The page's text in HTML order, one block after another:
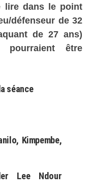
lire dans le point
défenseur de 32
de 27 ans)
être
séance
Kimpembe,
Lee Ndour